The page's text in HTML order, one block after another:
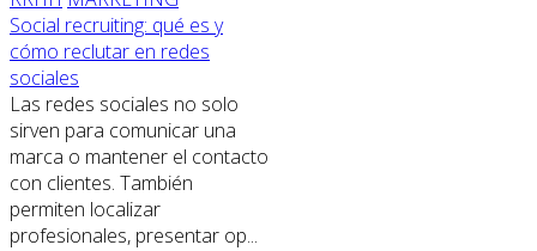
Social recruiting: qué es y
cómo reclutar en redes
sociales
Las redes sociales no solo
sirven para comunicar una
marca o mantener el contacto
con clientes. También
permiten localizar
profesionales, presentar op...